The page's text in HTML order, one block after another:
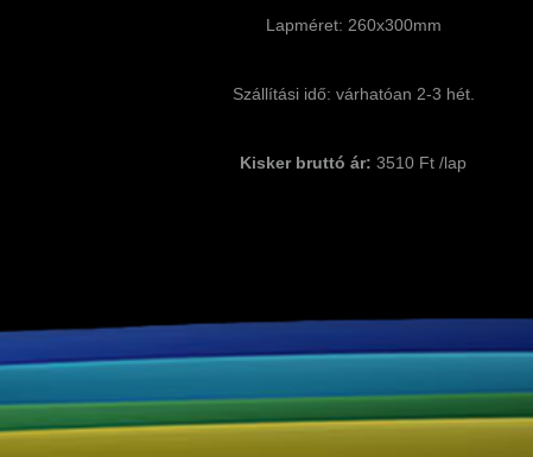
Lapméret: 260x300mm
Szállítási idő: várhatóan 2-3 hét.
Kisker bruttó ár: 3510 Ft /lap